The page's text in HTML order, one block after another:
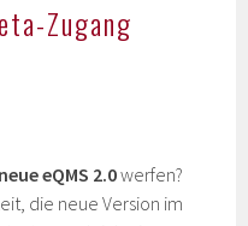
Zugang
neue eQMS 2.0werfen?
die neue Version im